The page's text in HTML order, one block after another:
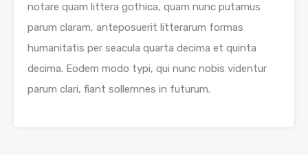
notare quam littera gothica, quam nunc putamus
parum claram, anteposuerit litterarum formas
humanitatis per seacula quarta decima et quinta
decima. Eodem modo typi, qui nunc nobis videntur
parum clari, fiant sollemnes in futurum.